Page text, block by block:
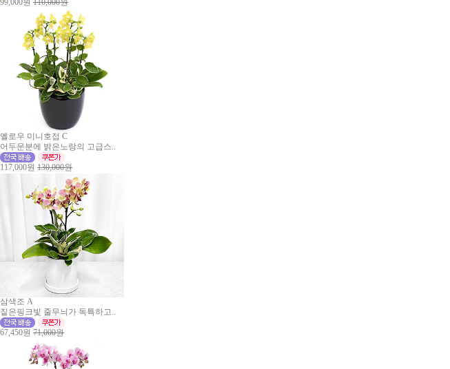
옐로우 미니호접 C
어두운분에 밝은노랑의 고급스..
117,000원 130,000원
삼색조 A
짙은핑크빛 줄무늬가 독특하고..
67,450원 71,000원